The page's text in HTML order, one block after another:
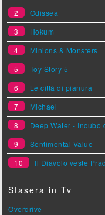
2
Odissea
3
Hokum
4
Minions & Monsters
5
Toy Story 5
6
Le città di pianura
7
Michael
8
Deep Water - Incubo
9
Sentimental Value
10
Il Diavolo veste
Stasera in Tv
Overdrive